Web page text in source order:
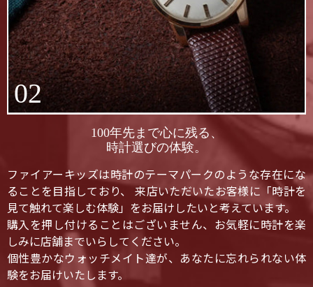
02
100年先まで心に残る、
時計選びの体験。
ファイアーキッズは時計のテーマパークのような存在にな
ることを目指しており、 来店いただいたお客様に「時計を
見て触れて楽しむ体験」をお届けしたいと考えています。
購入を押し付けることはございません、お気軽に時計を楽
しみに店舗までいらしてください。
個性豊かなウォッチメイト達が、あなたに忘れられない体
験をお届けいたします。